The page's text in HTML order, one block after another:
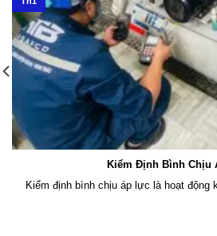
Kiểm Định Bình Chịu
Kiểm định bình chịu áp lực là hoạt động